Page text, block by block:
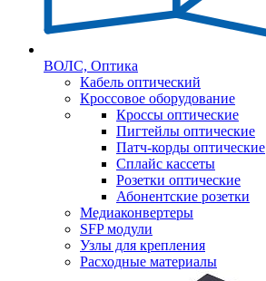
ВОЛС, Оптика
Кабель оптический
Кроссовое оборудование
Кроссы оптические
Пигтейлы оптические
Патч-корды оптические
Сплайс кассеты
Розетки оптические
Абонентские розетки
Медиаконвертеры
SFP модули
Узлы для крепления
Расходные материалы